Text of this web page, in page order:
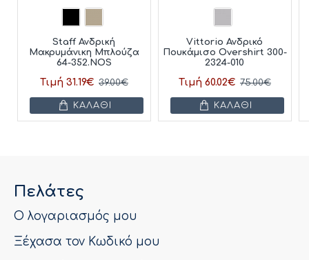
Staff Ανδρική
Μακρυμάνικη Μπλούζα
64-352.NOS
Τιμή 31.19€ 39.00€
ΚΑΛΆΘΙ
Vittorio Ανδρικό
Πουκάμισο Overshirt 300-
2324-010
Τιμή 60.02€ 75.00€
ΚΑΛΆΘΙ
Πελάτες
Ο λογαριασμός μου
Ξέχασα τον Κωδικό μου